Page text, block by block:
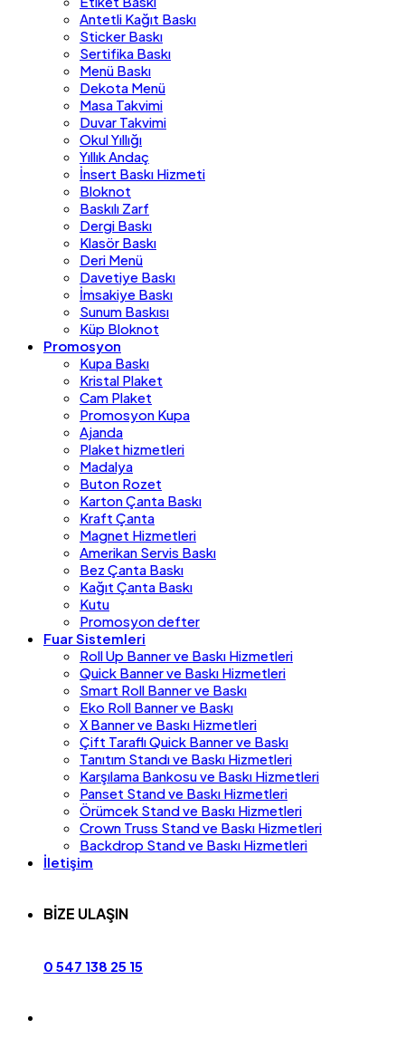
Antetli Kağıt Baskı
Sticker Baskı
Sertifika Baskı
Menü Baskı
Dekota Menü
Masa Takvimi
Duvar Takvimi
Okul Yıllığı
Yıllık Andaç
İnsert Baskı Hizmeti
Bloknot
Baskılı Zarf
Dergi Baskı
Klasör Baskı
Deri Menü
Davetiye Baskı
İmsakiye Baskı
Sunum Baskısı
Küp Bloknot
Promosyon
Kupa Baskı
Kristal Plaket
Cam Plaket
Promosyon Kupa
Ajanda
Plaket hizmetleri
Madalya
Buton Rozet
Karton Çanta Baskı
Kraft Çanta
Magnet Hizmetleri
Amerikan Servis Baskı
Bez Çanta Baskı
Kağıt Çanta Baskı
Kutu
Promosyon defter
Fuar Sistemleri
Roll Up Banner ve Baskı Hizmetleri
Quick Banner ve Baskı Hizmetleri
Smart Roll Banner ve Baskı
Eko Roll Banner ve Baskı
X Banner ve Baskı Hizmetleri
Çift Taraflı Quick Banner ve Baskı
Tanıtım Standı ve Baskı Hizmetleri
Karşılama Bankosu ve Baskı Hizmetleri
Panset Stand ve Baskı Hizmetleri
Örümcek Stand ve Baskı Hizmetleri
Crown Truss Stand ve Baskı Hizmetleri
Backdrop Stand ve Baskı Hizmetleri
İletişim
BİZE ULAŞIN
0 547 138 25 15